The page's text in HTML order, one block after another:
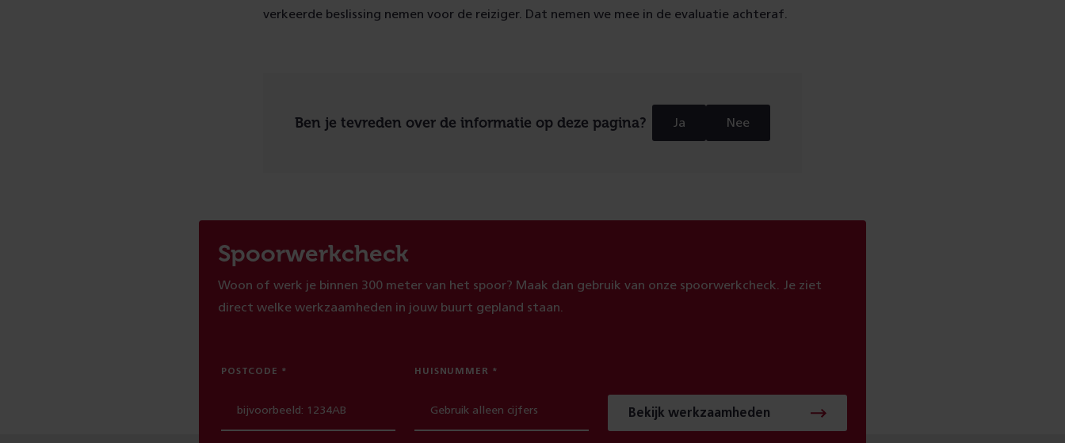
verkeerde beslissing nemen voor de reiziger. Dat nemen we mee in de evaluatie achteraf.
Ben je tevreden over de informatie op deze pagina? Ja Nee
Spoorwerkcheck
Woon of werk je binnen 300 meter van het spoor? Maak dan gebruik van onze spoorwerkcheck. Je ziet
direct welke werkzaamheden in jouw buurt gepland staan.
POSTCODE HUISNUMMER
Bekijk werkzaamheden